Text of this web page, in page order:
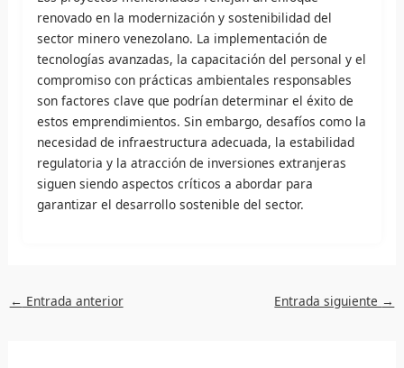
renovado en la modernización y sostenibilidad del
sector minero venezolano. La implementación de
tecnologías avanzadas, la capacitación del personal y el
compromiso con prácticas ambientales responsables
son factores clave que podrían determinar el éxito de
estos emprendimientos. Sin embargo, desafíos como la
necesidad de infraestructura adecuada, la estabilidad
regulatoria y la atracción de inversiones extranjeras
siguen siendo aspectos críticos a abordar para
garantizar el desarrollo sostenible del sector.
← Entrada anterior Entrada siguiente →